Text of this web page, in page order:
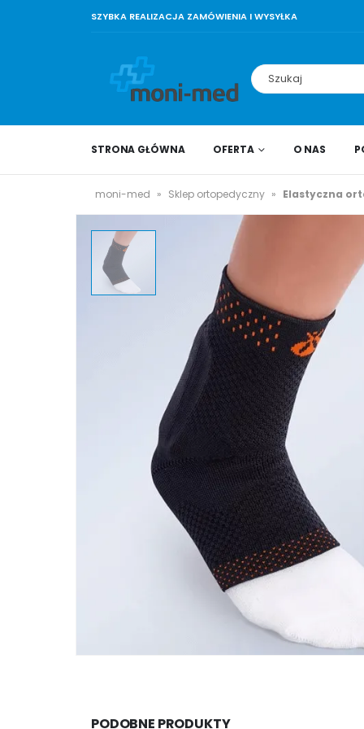
SZYBKA REALIZACJA ZAMÓWIENIA I WYSYŁKA
STRONA GŁÓWNA OFERTA O NAS
moni-med » Sklep ortopedyczny » Elastyczna
PODOBNE PRODUKTY